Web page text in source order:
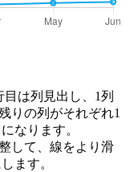
は列見出し、1列
りの列がそれぞれ1
なります。
して、線をより滑
ます。